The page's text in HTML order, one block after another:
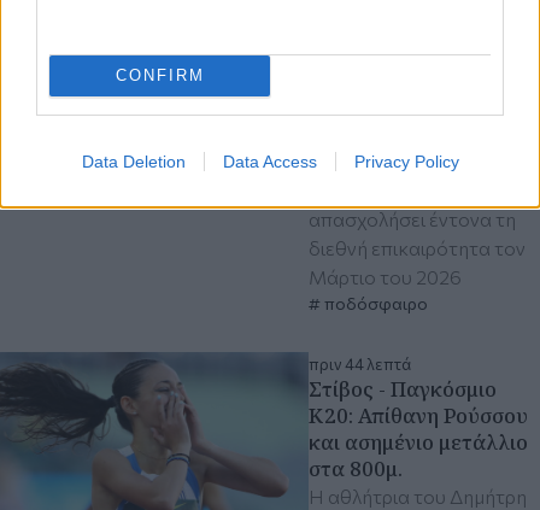
CONFIRM
Data Deletion Data Access Privacy Policy
Αυστραλίας δύο πρώην
Οι Πασαντιντέ και
απασχολήσει έντονα τη
διεθνή επικαιρότητα τον
Μάρτιο του 2026
ποδόσφαιρο
πριν 44 λεπτά
Στίβος - Παγκόσμιο
Κ20: Απίθανη Ρούσσου
και ασημένιο μετάλλιο
στα 800μ.
Η αθλήτρια του Δημήτρη